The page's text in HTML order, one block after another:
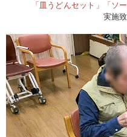
「皿うどんセット」「ソ
実施